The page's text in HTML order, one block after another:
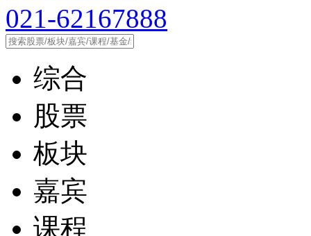
021-62167888
综合
股票
板块
嘉宾
课程